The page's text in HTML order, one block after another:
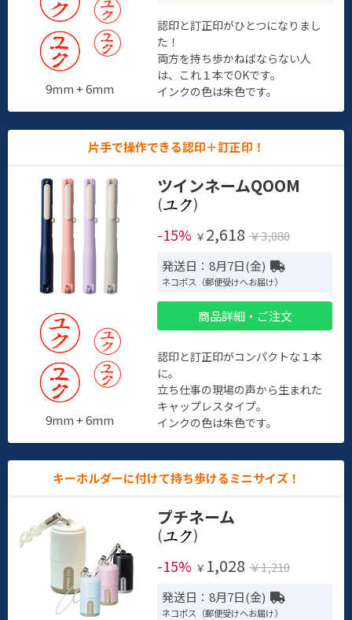
9mm + 6mm
認印と訂正印がひとつになりまし
た！
両方を持ち歩かねばならない人
は、これ１本でOKです。
インクの色は朱色です。
片手で操作できる認印＋訂正印！
9mm + 6mm
ツインネームQOOM
(
)
-15% ￥ 2,618 ￥3,080
発送日：8月7日(金)
ネコポス（郵便受けへお届け）
商品詳細・ご注文
認印と訂正印がコンパクトな１本
に。
立ち仕事の現場の声から生まれた
キャップレスタイプ。
インクの色は朱色です。
キーホルダーに付けて持ち歩けるミニサイズ！
プチネーム
(
)
-15% ￥ 1,028 ￥1,210
発送日：8月7日(金)
ネコポス（郵便受けへお届け）